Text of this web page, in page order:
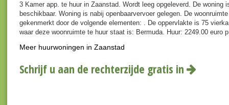
3 Kamer app. te huur in Zaanstad. Wordt leeg opgeleverd. De woning
beschikbaar. Woning is nabij openbaarvervoer gelegen. De
gekenmerkt door de volgende elementen: . De oppervlakte is 75
waar deze woonruimte te huur staat is: Bermuda. Huur: 2249.00 euro
Meer huurwoningen in Zaanstad
Schrijf u aan de rechterzijde gratis in